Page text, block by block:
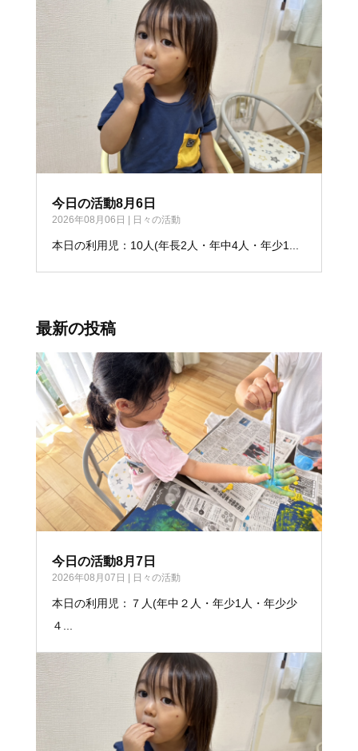
今日の活動8月6日
2026年08月06日 | 日々の活動
本日の利用児：10人(年長2人・年中4人・年少1...
最新の投稿
今日の活動8月7日
2026年08月07日 | 日々の活動
本日の利用児：７人(年中２人・年少1人・年少少
４...